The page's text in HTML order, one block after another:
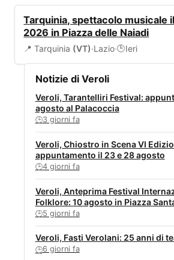
Tarquinia, spettacolo musicale
2026 in Piazza delle Naiadi
📍 Tarquinia (VT)·Lazio·🕒Ieri
Notizie di Veroli
Veroli, Tarantelliri Festival:
agosto al Palacoccia
🕒3 giorni fa
Veroli, Chiostro in Scena VI
appuntamento il 23 e 28 agosto
🕒4 giorni fa
Veroli, Anteprima Festival
Folklore: 10 agosto in Piazza
🕒5 giorni fa
Veroli, Fasti Verolani: 25 anni di
🕒6 giorni fa